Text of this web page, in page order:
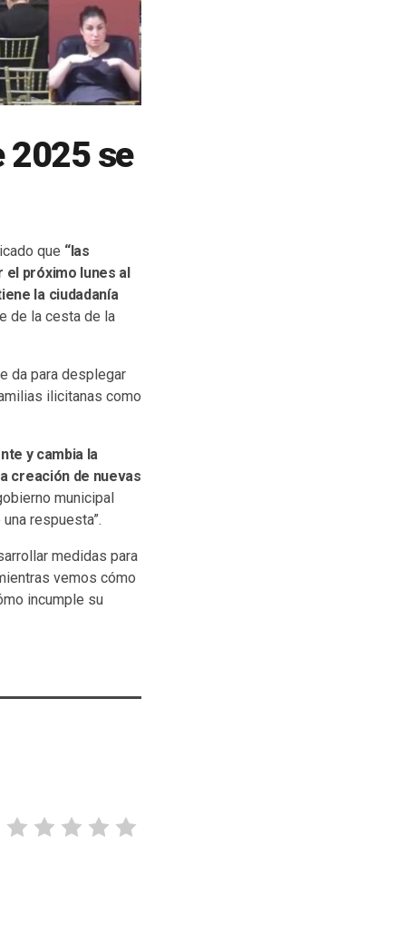
2025 se
que “las
el próximo lunes al
la ciudadanía
de la cesta de la
da para desplegar
ilicitanas como
y cambia la
creación de nuevas
municipal
respuesta”.
medidas para
vemos cómo
incumple su